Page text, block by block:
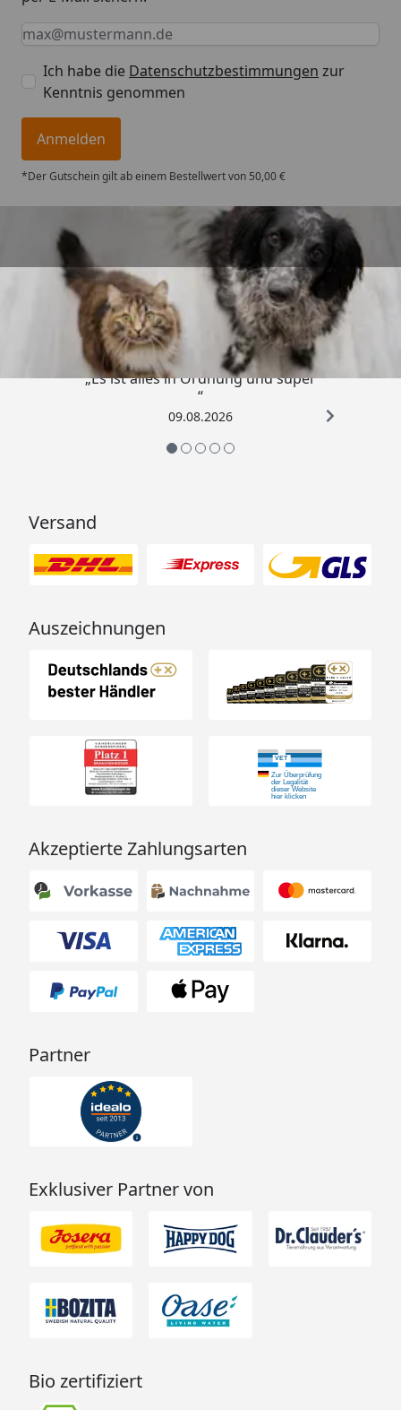
Keine Eingabe erforderlich
Eingabe erforderlich
E-Mail *
Ich habe die Datenschutzbestimmungen zur
Kenntnis genommen
Anmelden
*Der Gutschein gilt ab einem Bestellwert von 50,00 €
Trusted Shops
4,73/ 5
„Es ist alles in Ordnung und super
“
09.08.2026
Versand
Auszeichnungen
Akzeptierte Zahlungsarten
Partner
Exklusiver Partner von
Bio zertifiziert